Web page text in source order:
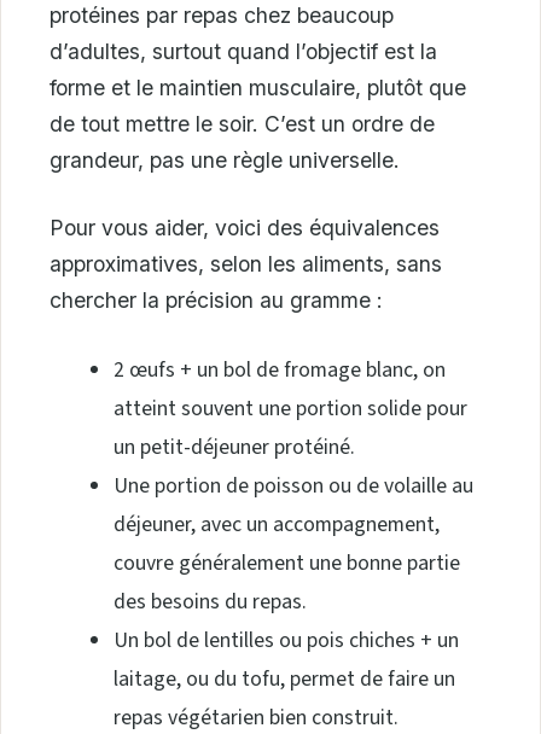
protéines par repas chez beaucoup
d’adultes, surtout quand l’objectif est la
forme et le maintien musculaire, plutôt que
de tout mettre le soir. C’est un ordre de
grandeur, pas une règle universelle.
Pour vous aider, voici des équivalences
approximatives, selon les aliments, sans
chercher la précision au gramme :
2 œufs + un bol de fromage blanc, on
atteint souvent une portion solide pour
un petit-déjeuner protéiné.
Une portion de poisson ou de volaille au
déjeuner, avec un accompagnement,
couvre généralement une bonne partie
des besoins du repas.
Un bol de lentilles ou pois chiches + un
laitage, ou du tofu, permet de faire un
repas végétarien bien construit.